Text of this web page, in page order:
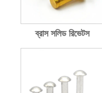
ব্রাস সলিড রিভেটস